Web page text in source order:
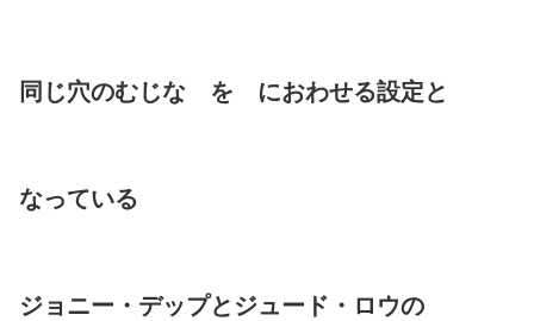
同じ穴のむじな を におわせる設定と
なっている
ジョニー・デップとジュード・ロウの